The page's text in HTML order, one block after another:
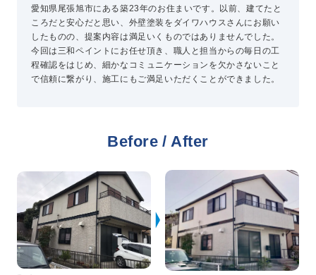
現地診断見積もり（無料）
無料点検
施工パートナー募集
総合お問い合わせ
愛知県尾張旭市にある築23年のお住まいです。以前、建てたと
ころだと安心だと思い、外壁塗装をダイワハウスさんにお願い
したものの、提案内容は満足いくものではありませんでした。
今回は三和ペイントにお任せ頂き、職人と担当からの毎日の工
程確認をはじめ、細かなコミュニケーションを欠かさないこと
で信頼に繋がり、施工にもご満足いただくことができました。
Before / After